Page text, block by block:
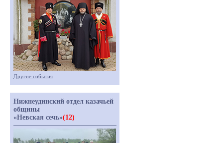
Другие события
Нижнеудинский отдел казачьей
общины
«Невская сечь»(12)